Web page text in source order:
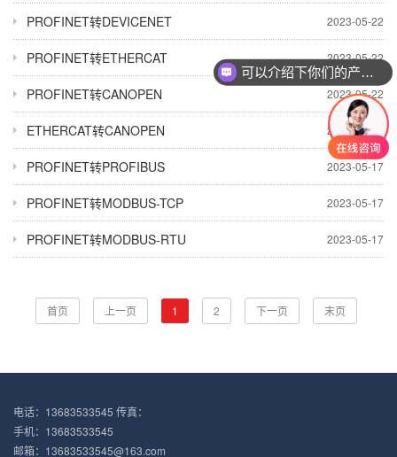
2023-05-22
PROFINET转DEVICENET
2023-05-22
PROFINET转ETHERCAT
2023-05-22
PROFINET转CANOPEN
2023-05-22
ETHERCAT转CANOPEN
2023-05-17
PROFINET转PROFIBUS
2023-05-17
PROFINET转MODBUS-TCP
2023-05-17
PROFINET转MODBUS-RTU
首页 上一页 1 2 下一页 末页
电话：13683533545 传真：
手机：13683533545
邮箱：13683533545@163.com
可以介绍下你们的产品么？